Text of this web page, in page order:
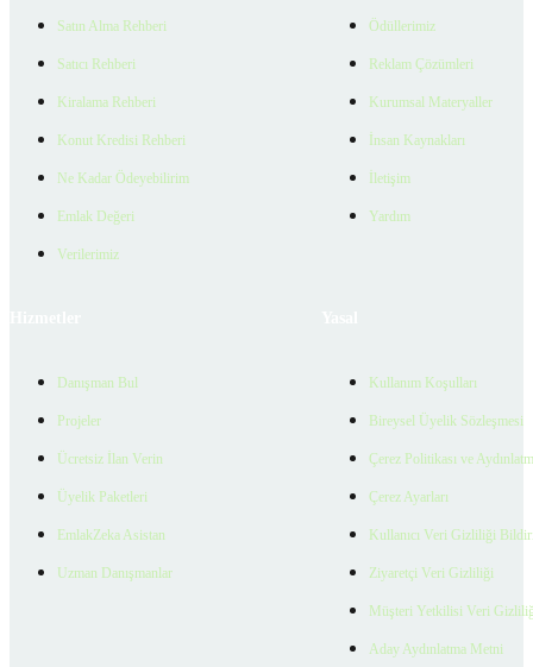
Satın Alma Rehberi
Satıcı Rehberi
Kiralama Rehberi
Konut Kredisi Rehberi
Ne Kadar Ödeyebilirim
Emlak Değeri
Verilerimiz
Ödüllerimiz
Reklam Çözümleri
Kurumsal Materyaller
İnsan Kaynakları
İletişim
Yardım
Danışman Bul
Projeler
Ücretsiz İlan Verin
Üyelik Paketleri
EmlakZeka Asistan
Uzman Danışmanlar
Kullanım Koşulları
Bireysel Üyelik Sözleşmesi
Çerez Politikası ve
Çerez Ayarları
Kullanıcı Veri Gizliliği
Ziyaretçi Veri Gizliliği
Müşteri Yetkilisi Veri
Aday Aydınlatma Metni